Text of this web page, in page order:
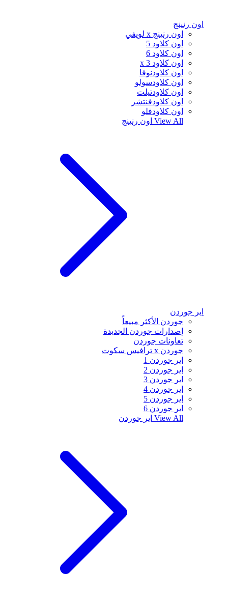
اون رنينج
اون رنينج x لويفي
اون كلاود 5
اون كلاود 6
اون كلاود x 3
اون كلاودنوفا
اون كلاودسولو
اون كلاودتيلت
اون كلاودفنتشر
اون كلاودفلو
View All اون رنينج
اير جوردن
جوردن الأكثر مبيعاً
إصدارات جوردن الجديدة
تعاونات جوردن
جوردن x ترافيس سكوت
اير جوردن 1
اير جوردن 2
اير جوردن 3
اير جوردن 4
اير جوردن 5
اير جوردن 6
View All اير جوردن